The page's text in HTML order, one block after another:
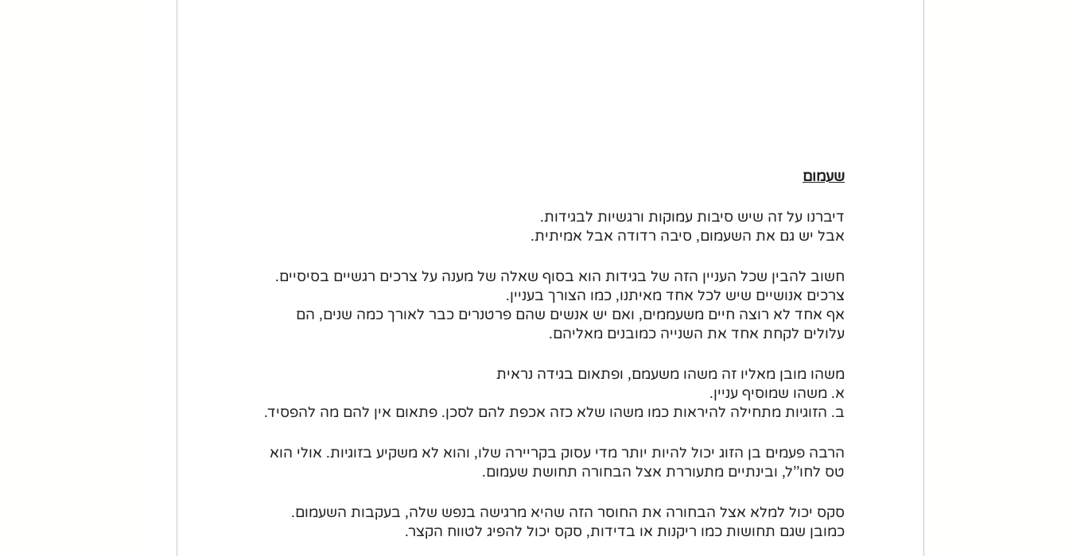
שעמום
דיברנו על זה שיש סיבות עמוקות ורגשיות לבגידות.
אבל יש גם את השעמום, סיבה רדודה אבל אמיתית.
חשוב להבין שכל העניין הזה של בגידות הוא בסוף שאלה של מענה על צרכים רגשיים בסיסיים.
צרכים אנושיים שיש לכל אחד מאיתנו, כמו הצורך בעניין.
אף אחד לא רוצה חיים משעממים, ואם יש אנשים שהם פרטנרים כבר לאורך כמה שנים, הם
עלולים לקחת אחד את השנייה כמובנים מאליהם.
משהו מובן מאליו זה משהו משעמם, ופתאום בגידה נראית
א. משהו שמוסיף עניין.
ב. הזוגיות מתחילה להיראות כמו משהו שלא כזה אכפת להם לסכן. פתאום אין להם מה להפסיד.
הרבה פעמים בן הזוג יכול להיות יותר מדי עסוק בקריירה שלו, והוא לא משקיע בזוגיות. אולי הוא
טס לחו''ל, ובינתיים מתעוררת אצל הבחורה תחושת שעמום.
סקס יכול למלא אצל הבחורה את החוסר הזה שהיא מרגישה בנפש שלה, בעקבות השעמום.
כמובן שגם תחושות כמו ריקנות או בדידות, סקס יכול להפיג לטווח הקצר.